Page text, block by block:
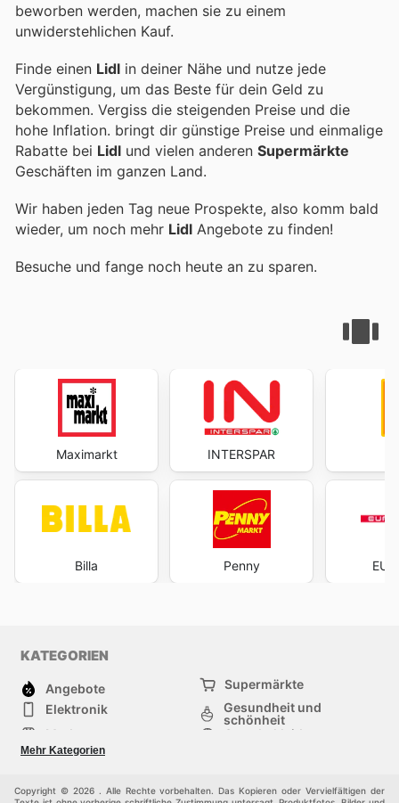
beworben werden, machen sie zu einem
unwiderstehlichen Kauf.
Finde einen Lidl in deiner Nähe und nutze jede
Vergünstigung, um das Beste für dein Geld zu
bekommen. Vergiss die steigenden Preise und die
hohe Inflation. bringt dir günstige Preise und einmalige
Rabatte bei Lidl und vielen anderen Supermärkte
Geschäften im ganzen Land.
Wir haben jeden Tag neue Prospekte, also komm bald
wieder, um noch mehr Lidl Angebote zu finden!
Besuche und fange noch heute an zu sparen.
Maximarkt
Billa
INTERSPAR
Penny
KATEGORIEN
Angebote
Supermärkte
Elektronik
Gesundheit und
schönheit
Mode
Sportbekleidung
Baumarkt
Mehr Kategorien
Copyright © 2026 . Alle Rechte vorbehalten. Das Kopieren oder Vervielfältigen der